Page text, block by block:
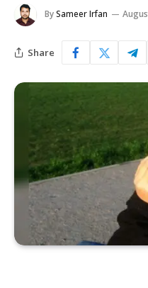
BySameer Irfan
Share